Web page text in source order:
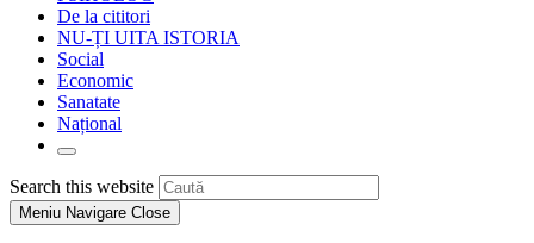
De la cititori
NU-ȚI UITA ISTORIA
Social
Economic
Sanatate
Național
Toggle
website
search
Search this website
Escape
Meniu Navigare Close